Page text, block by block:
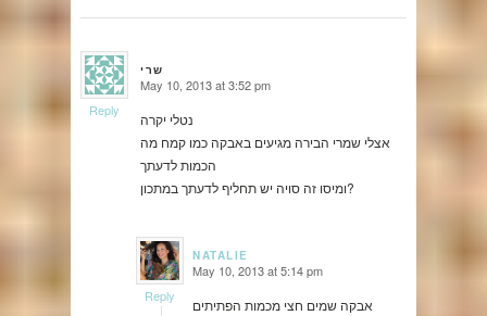
שרי
says: May 10, 2013 at 3:52 pm
נטלי יקרה
אצלי שמרי הבירה מגיעים באבקה כמו קמח מה
הכמות לדעתך
ומיסו זה סויה יש תחליף לדעתך במתכון?
Reply
NATALIE
says: May 10, 2013 at 5:14 pm
אבקה שמים חצי מכמות הפתיתים
Reply